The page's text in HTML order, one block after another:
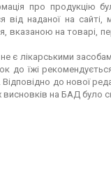
про продукцію
від наданої на сайті,
вказаною на товарі,
є лікарськими
до їжі
до нової
висновків на БАД було